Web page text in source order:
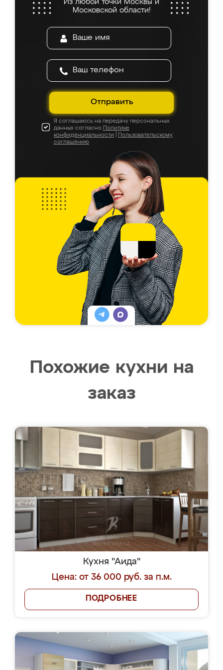
Из любой точки Москвы и
Московской области!
Отправить
Я соглашаюсь на передачу персональных
данных согласно Политике
конфиденциальности
Пользовательскому
соглашению
Похожие кухни на
заказ
Кухня "Аида"
Цена: от 36 000 руб. за п.м.
ПОДРОБНЕЕ